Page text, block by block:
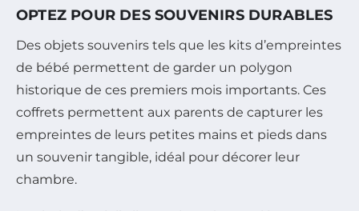
OPTEZ POUR DES SOUVENIRS DURABLES
Des objets souvenirs tels que les kits d’empreintes
de bébé permettent de garder un polygon
historique de ces premiers mois importants. Ces
coffrets permettent aux parents de capturer les
empreintes de leurs petites mains et pieds dans
un souvenir tangible, idéal pour décorer leur
chambre.